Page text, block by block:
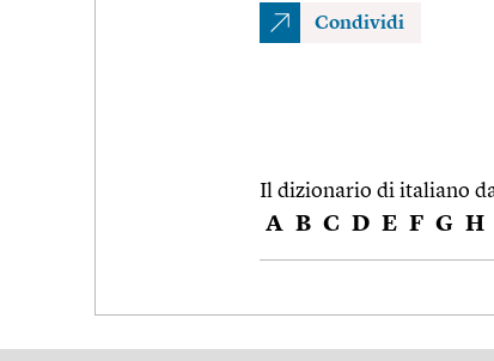
Condividi
Il dizionario di italiano
A B C D E F G H